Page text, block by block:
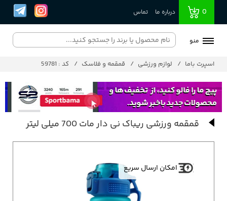
0 درباره ما تماس
منو
اسپرت باما لوازم ورزشی قمقمه و فلاسک کد : 59781
قمقمه ورزشی ریباک نی دار مات 700 میلی لیتر
امکان ارسال سریع